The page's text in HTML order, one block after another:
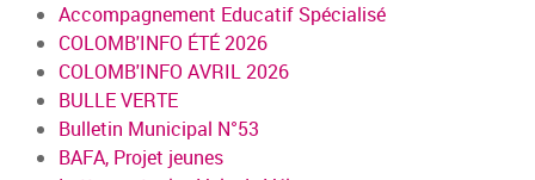
Accompagnement Educatif Spécialisé
COLOMB'INFO ÉTÉ 2026
COLOMB'INFO AVRIL 2026
BULLE VERTE
Bulletin Municipal N°53
BAFA, Projet jeunes